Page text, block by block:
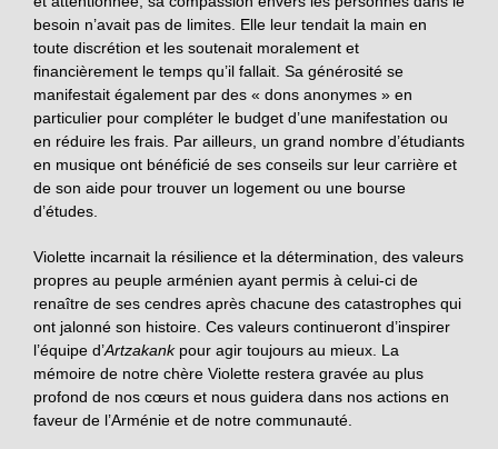
besoin n’avait pas de limites. Elle leur tendait la main en
toute discrétion et les soutenait moralement et
financièrement le temps qu’il fallait. Sa générosité se
manifestait également par des « dons anonymes » en
particulier pour compléter le budget d’une manifestation ou
en réduire les frais. Par ailleurs, un grand nombre d’étudiants
en musique ont bénéficié de ses conseils sur leur carrière et
de son aide pour trouver un logement ou une bourse
d’études.
Violette incarnait la résilience et la détermination, des valeurs
propres au peuple arménien ayant permis à celui-ci de
renaître de ses cendres après chacune des catastrophes qui
ont jalonné son histoire. Ces valeurs continueront d’inspirer
l’équipe d’Artzakankpour agir toujours au mieux. La
mémoire de notre chère Violette restera gravée au plus
profond de nos cœurs et nous guidera dans nos actions en
faveur de l’Arménie et de notre communauté.